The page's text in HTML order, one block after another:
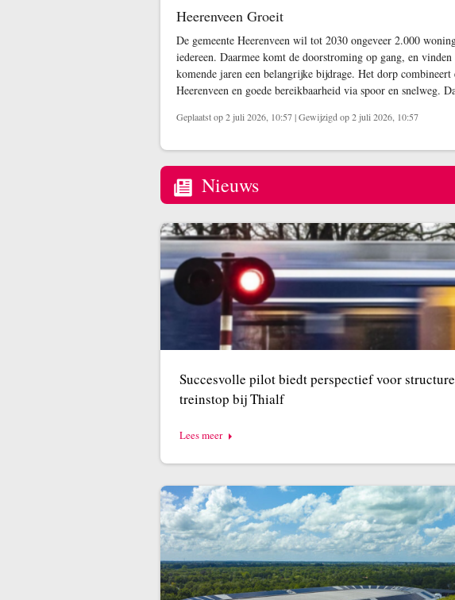
Heerenveen Groeit
De gemeente Heerenveen wil tot 2030 ongeveer 2.000
iedereen. Daarmee komt de doorstroming op gang, en
komende jaren een belangrijke bijdrage. Het dorp
Heerenveen en goede bereikbaarheid via spoor en snelweg.
Geplaatst op 2 juli 2026, 10:57|Gewijzigd op 2 juli 2026, 10:57
Nieuws
Succesvolle pilot biedt perspectief voor
treinstop bij Thialf
Lees meer